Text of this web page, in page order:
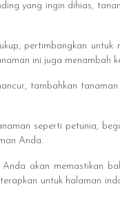
yang ingin dihias,
pertimbangkan
ini juga menambah
tambahkan
seperti petunia,
Anda.
akan memastikan
untuk halaman